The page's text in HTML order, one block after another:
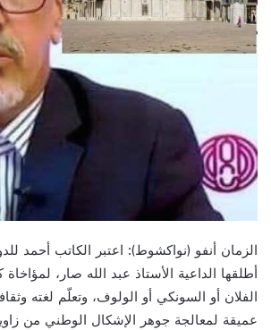
الزمان أنفو (نواكشوط): اعتبر الكاتب أحمد
أطلقها الداعية الأستاذ عبد الله صار،
الفلان أو السونكي أو الولوف، وتعلّم لغته
عميقة لمعالجة جوهر الإشكال الوطني من